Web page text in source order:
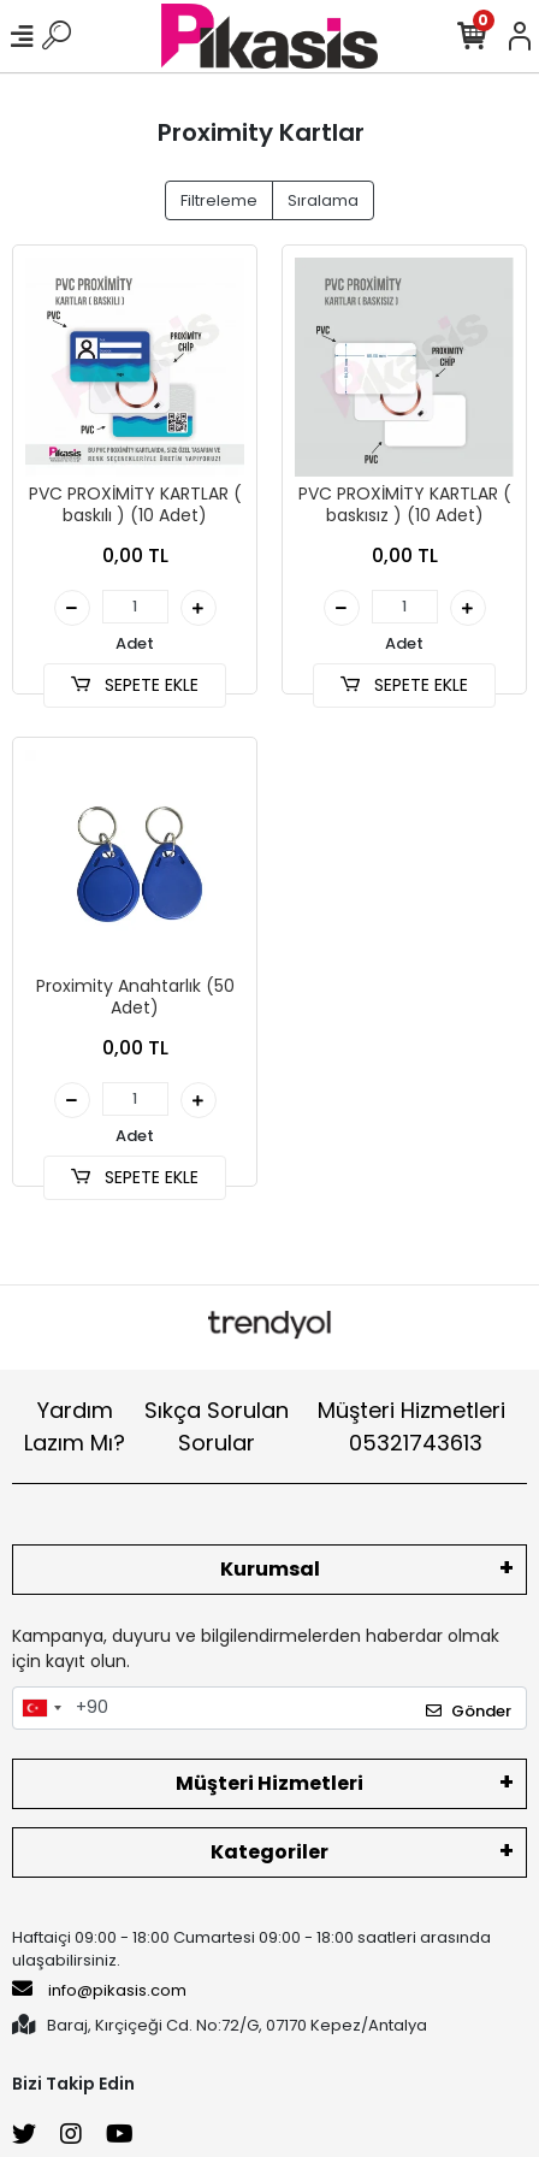
0
Proximity Kartlar
Filtreleme Sıralama
PVC PROXİMİTY KARTLAR (
baskılı ) (10 Adet)
0,00 TL
Adet
SEPETE EKLE
PVC PROXİMİTY KARTLAR (
baskısız ) (10 Adet)
0,00 TL
Adet
SEPETE EKLE
Proximity Anahtarlık (50
Adet)
0,00 TL
Adet
SEPETE EKLE
Yardım
Lazım Mı?
Sıkça Sorulan
Sorular
Müşteri Hizmetleri
05321743613
Kurumsal
Kampanya, duyuru ve bilgilendirmelerden haberdar olmak
için kayıt olun.
Gönder
Müşteri Hizmetleri
Kategoriler
Haftaiçi 09:00 - 18:00 Cumartesi 09:00 - 18:00 saatleri arasında
ulaşabilirsiniz.
info@pikasis.com
Baraj, Kırçiçeği Cd. No:72/G, 07170 Kepez/Antalya
Bizi Takip Edin